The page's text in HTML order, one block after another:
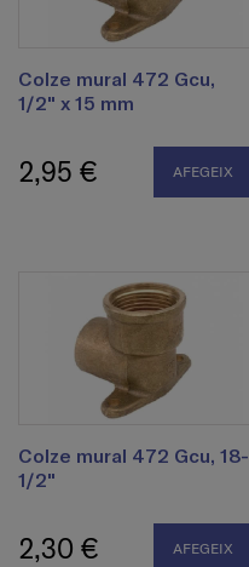
Colze mural 472 Gcu,
1/2" x 15 mm
2,95 € AFEGEIX
Colze mural 472 Gcu, 18-
1/2"
2,30 € AFEGEIX